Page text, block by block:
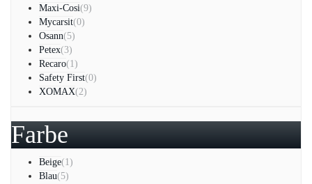
Maxi-Cosi(9)
Mycarsit(0)
Osann(5)
Petex(3)
Recaro(1)
Safety First(0)
XOMAX(2)
Farbe
Beige(1)
Blau(5)